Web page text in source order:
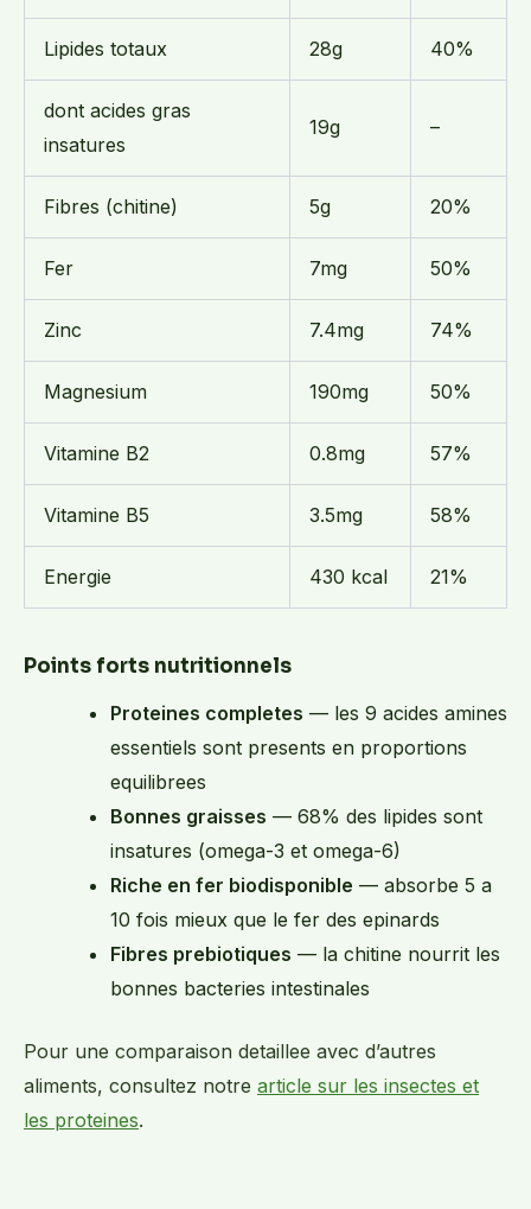
Lipides totaux 28g 40%
dont acides gras
insatures
19g –
Fibres (chitine) 5g 20%
Fer 7mg 50%
Zinc 7.4mg 74%
Magnesium 190mg 50%
Vitamine B2 0.8mg 57%
Vitamine B5 3.5mg 58%
Energie 430 kcal 21%
Points forts nutritionnels
Proteines completes — les 9 acides amines
essentiels sont presents en proportions
equilibrees
Bonnes graisses — 68% des lipides sont
insatures (omega-3 et omega-6)
Riche en fer biodisponible — absorbe 5 a
10 fois mieux que le fer des epinards
Fibres prebiotiques — la chitine nourrit les
bonnes bacteries intestinales
Pour une comparaison detaillee avec d’autres
aliments, consultez notre article sur les insectes et
les proteines.